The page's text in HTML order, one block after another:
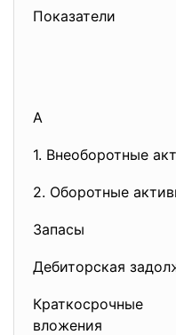
Показатели
А
1. Внеоборотные
2. Оборотные
Запасы
Дебиторская
вложения